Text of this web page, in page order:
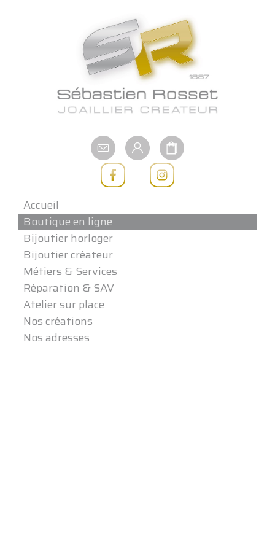
Accueil
Boutique en ligne
Bijoutier horloger
Bijoutier créateur
Métiers & Services
Réparation & SAV
Atelier sur place
Nos créations
Nos adresses